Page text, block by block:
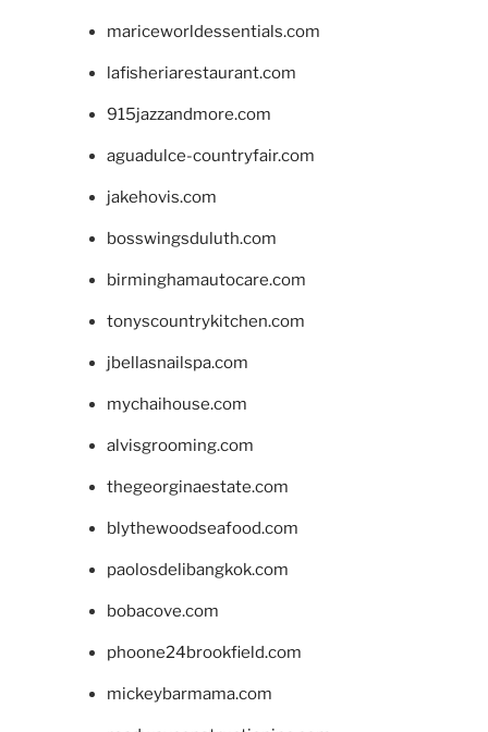
mariceworldessentials.com
lafisheriarestaurant.com
915jazzandmore.com
aguadulce-countryfair.com
jakehovis.com
bosswingsduluth.com
birminghamautocare.com
tonyscountrykitchen.com
jbellasnailspa.com
mychaihouse.com
alvisgrooming.com
thegeorginaestate.com
blythewoodseafood.com
paolosdelibangkok.com
bobacove.com
phoone24brookfield.com
mickeybarmama.com